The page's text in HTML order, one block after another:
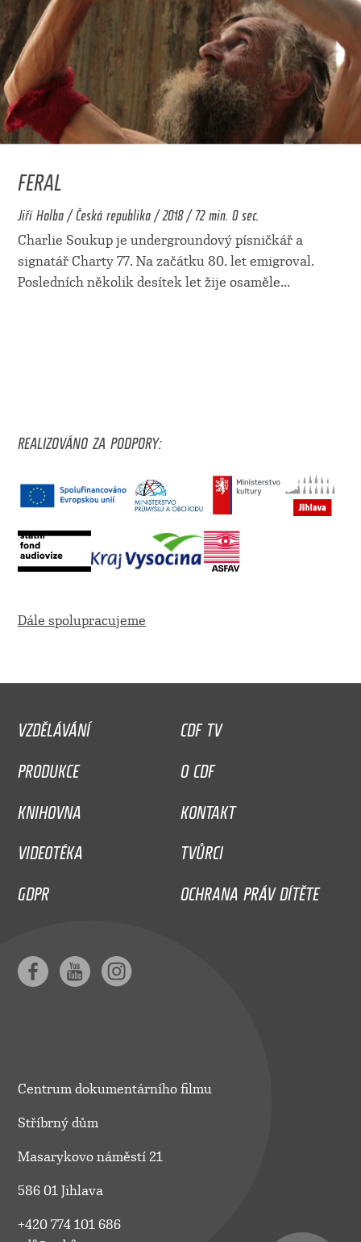
FERAL
Jiří Holba / Česká republika / 2018 / 72 min. 0 sec.
Charlie Soukup je undergroundový písničkář a
signatář Charty 77. Na začátku 80. let emigroval.
Posledních několik desítek let žije osaměle...
REALIZOVÁNO ZA PODPORY:
Dále spolupracujeme
VZDĚLÁVÁNÍ
CDF TV
PRODUKCE
O CDF
KNIHOVNA
KONTAKT
VIDEOTÉKA
TVŮRCI
GDPR
OCHRANA PRÁV DÍTĚTE
Centrum dokumentárního filmu
Stříbrný dům
Masarykovo náměstí 21
586 01 Jihlava
+420 774 101 686